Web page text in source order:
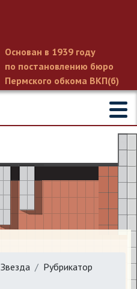
Основан в 1939 году
по постановлению бюро
Пермского обкома ВКП(б)
Звезда
Рубрикатор